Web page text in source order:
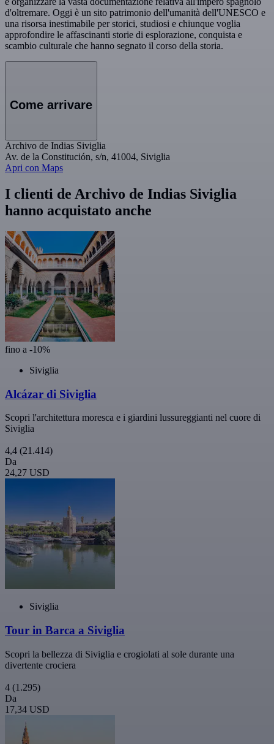
d'oltremare. Oggi è un sito patrimonio dell'umanità dell'UNESCO e
una risorsa inestimabile per storici, studiosi e chiunque voglia
approfondire le affascinanti storie di esplorazione, conquista e
scambio culturale che hanno segnato il corso della storia.
Come arrivare
Archivo de Indias Siviglia
Av. de la Constitución, s/n, 41004, Siviglia
Apri con Maps
I clienti de Archivo de Indias Siviglia
hanno acquistato anche
fino a -10%
Siviglia
Alcázar di Siviglia
Scopri l'architettura moresca e i giardini lussureggianti nel cuore di
Siviglia
4,4 (21.414)
Da
24,27 USD
Siviglia
Tour in Barca a Siviglia
Scopri la bellezza di Siviglia e crogiolati al sole durante una
divertente crociera
4 (1.295)
Da
17,34 USD